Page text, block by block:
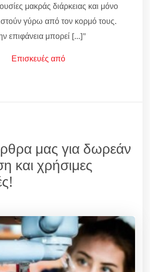
μακράς διάρκειας και μόνο
γύρω από τον κορμό τους.
επιφάνεια μπορεί [...]"
Επισκευές από
μας για δωρεάν
και χρήσιμες